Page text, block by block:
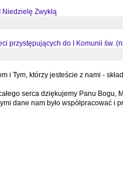
Zwykłą
przystępujących do I Komunii św.
i Tym, którzy jesteście z nami -
serca dziękujemy Panu Bogu,
dane nam było współpracować